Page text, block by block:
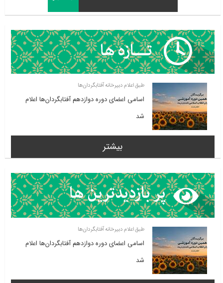
طبق اعلام دبیرخانه آفتابگردان‌ها
اسامی اعضای دوره دوازدهم آفتابگردان‌ها اعلام
شد
بیشتر
طبق اعلام دبیرخانه آفتابگردان‌ها
اسامی اعضای دوره دوازدهم آفتابگردان‌ها اعلام
شد